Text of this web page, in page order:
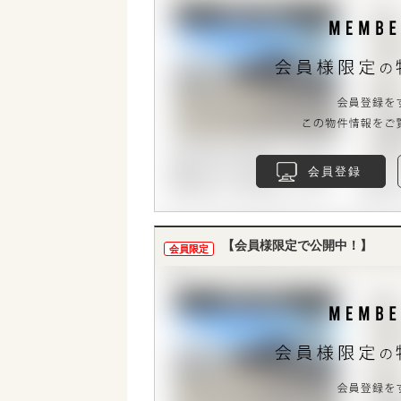
会員登録
会員限定 【会員様限定で公開中！】